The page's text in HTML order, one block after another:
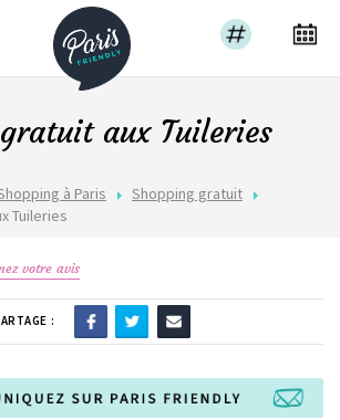
à Paris
Shopping gratuit
Tuileries
aux Tuileries
votre avis
: